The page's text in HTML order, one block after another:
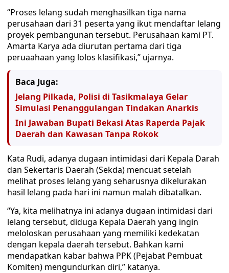
“Proses lelang sudah menghasilkan tiga nama
perusahaan dari 31 peserta yang ikut mendaftar lelang
proyek pembangunan tersebut. Perusahaan kami PT.
Amarta Karya ada diurutan pertama dari tiga
peruaahaan yang lolos klasifikasi,” ujarnya.
Baca Juga:
Jelang Pilkada, Polisi di Tasikmalaya Gelar
Simulasi Penanggulangan Tindakan Anarkis
Ini Jawaban Bupati Bekasi Atas Raperda Pajak
Daerah dan Kawasan Tanpa Rokok
Kata Rudi, adanya dugaan intimidasi dari Kepala Darah
dan Sekertaris Daerah (Sekda) mencuat setelah
melihat proses lelang yang seharusnya dikelurakan
hasil lelang pada hari ini namun malah dibatalkan.
“Ya, kita melihatnya ini adanya dugaan intimidasi dari
lelang tersebut, diduga Kepala Daerah yang ingin
meloloskan perusahaan yang memiliki kedekatan
dengan kepala daerah tersebut. Bahkan kami
mendapatkan kabar bahwa PPK (Pejabat Pembuat
Komiten) mengundurkan diri,” katanya.